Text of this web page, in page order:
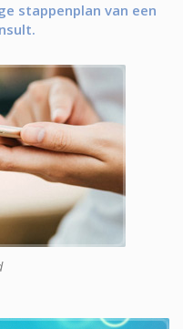
stappenplan van een